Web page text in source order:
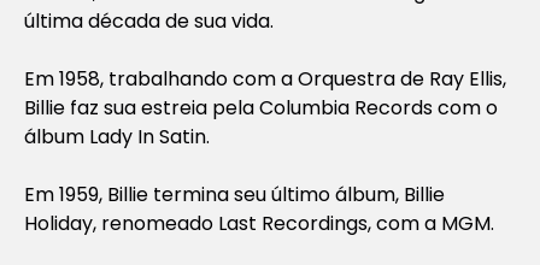
última década de sua vida.
Em 1958, trabalhando com a Orquestra de Ray Ellis,
Billie faz sua estreia pela Columbia Records com o
álbum Lady In Satin.
Em 1959, Billie termina seu último álbum, Billie
Holiday, renomeado Last Recordings, com a MGM.